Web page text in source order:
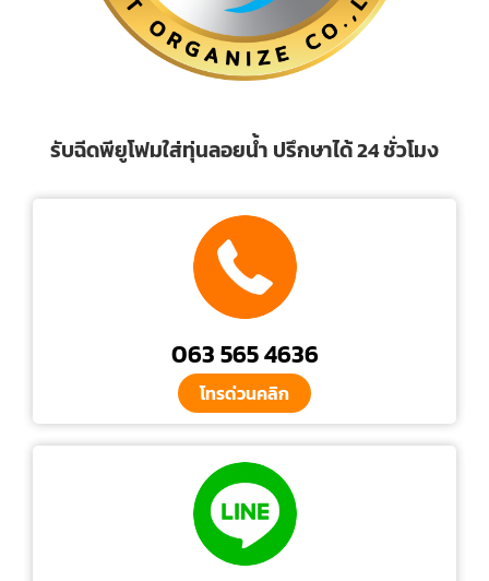
รับฉีดพียูโฟมใส่ทุ่นลอยน้ำ ปรึกษาได้ 24 ชั่วโมง
063 565 4636
โทรด่วนคลิก